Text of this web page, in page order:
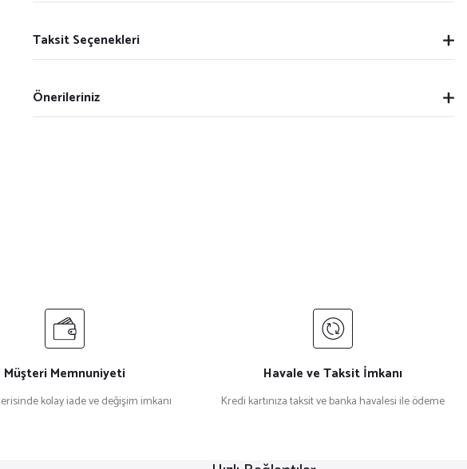
Taksit Seçenekleri
Önerileriniz
Müşteri Memnuniyeti
kolay iade ve değişim imkanı
Havale ve Taksit İmkanı
Kredi kartınıza taksit ve banka havalesi ile ödeme